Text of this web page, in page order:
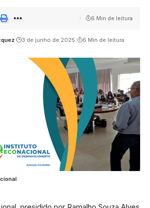
3 de junho de 2025 6 Min de leitura
6 Min de leitura